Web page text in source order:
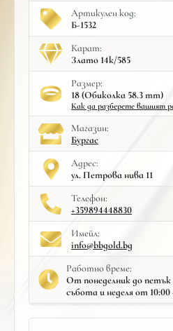
Артикулен код:
Б-1532
Карат:
Злато 14к/585
Размер:
18 (Обиколка 58.3 mm)
Как да разберете вашият
Mагазин:
Бургас
Адрес:
ул. Петрова нива 11
Телефон:
+359894448830
Имейл:
info@bbgold.bg
Работно време:
От понеделник до петък
събота и неделя от 10:00